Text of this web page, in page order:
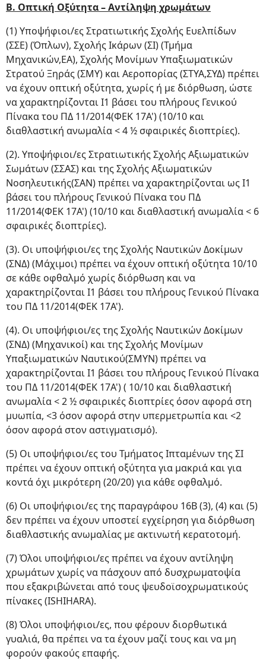
Β. Οπτική Οξύτητα – Αντίληψη χρωμάτων
(1) Υποψήφιοι/ες Στρατιωτικής Σχολής Ευελπίδων
(ΣΣΕ) (Όπλων), Σχολής Ικάρων (ΣΙ) (Τμήμα
Μηχανικών,ΕΑ), Σχολής Μονίμων Υπαξιωματικών
Στρατού Ξηράς (ΣΜΥ) και Αεροπορίας (ΣΤΥΑ,ΣΥΔ) πρέπει
να έχουν οπτική οξύτητα, χωρίς ή με διόρθωση, ώστε
να χαρακτηρίζονται Ι1 βάσει του πλήρους Γενικού
Πίνακα του ΠΔ 11/2014(ΦΕΚ 17Α') (10/10 και
διαθλαστική ανωμαλία < 4 ½ σφαιρικές διοπτρίες).
(2). Υποψήφιοι/ες Στρατιωτικής Σχολής Αξιωματικών
Σωμάτων (ΣΣΑΣ) και της Σχολής Αξιωματικών
Νοσηλευτικής(ΣΑΝ) πρέπει να χαρακτηρίζονται ως Ι1
βάσει του πλήρους Γενικού Πίνακα του ΠΔ
11/2014(ΦΕΚ 17Α') (10/10 και διαθλαστική ανωμαλία < 6
σφαιρικές διοπτρίες).
(3). Οι υποψήφιοι/ες της Σχολής Ναυτικών Δοκίμων
(ΣΝΔ) (Μάχιμοι) πρέπει να έχουν οπτική οξύτητα 10/10
σε κάθε οφθαλμό χωρίς διόρθωση και να
χαρακτηρίζονται Ι1 βάσει του πλήρους Γενικού Πίνακα
του ΠΔ 11/2014(ΦΕΚ 17Α').
(4). Οι υποψήφιοι/ες της Σχολής Ναυτικών Δοκίμων
(ΣΝΔ) (Μηχανικοί) και της Σχολής Μονίμων
Υπαξιωματικών Ναυτικού(ΣΜΥΝ) πρέπει να
χαρακτηρίζονται Ι1 βάσει του πλήρους Γενικού Πίνακα
του ΠΔ 11/2014(ΦΕΚ 17Α') ( 10/10 και διαθλαστική
ανωμαλία < 2 ½ σφαιρικές διοπτρίες όσον αφορά στη
μυωπία, <3 όσον αφορά στην υπερμετρωπία και <2
όσον αφορά στον αστιγματισμό).
(5) Οι υποψήφιοι/ες του Τμήματος Ιπταμένων της ΣΙ
πρέπει να έχουν οπτική οξύτητα για μακριά και για
κοντά όχι μικρότερη (20/20) για κάθε οφθαλμό.
(6) Οι υποψήφιοι/ες της παραγράφου 16Β (3), (4) και (5)
δεν πρέπει να έχουν υποστεί εγχείρηση για διόρθωση
διαθλαστικής ανωμαλίας με ακτινωτή κερατοτομή.
(7) Όλοι υποψήφιοι/ες πρέπει να έχουν αντίληψη
χρωμάτων χωρίς να πάσχουν από δυσχρωματοψία
που εξακριβώνεται από τους ψευδοϊσοχρωματικούς
πίνακες (ISHIHARA).
(8) Όλοι υποψήφιοι/ες, που φέρουν διορθωτικά
γυαλιά, θα πρέπει να τα έχουν μαζί τους και να μη
φορούν φακούς επαφής.